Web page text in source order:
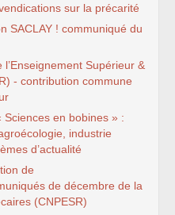
sur la précarité
SACLAY ! communiqué du
Supérieur &
) - contribution commune
Sciences en bobines » :
industrie
d’actualité
de
de décembre de la
(CNPESR)